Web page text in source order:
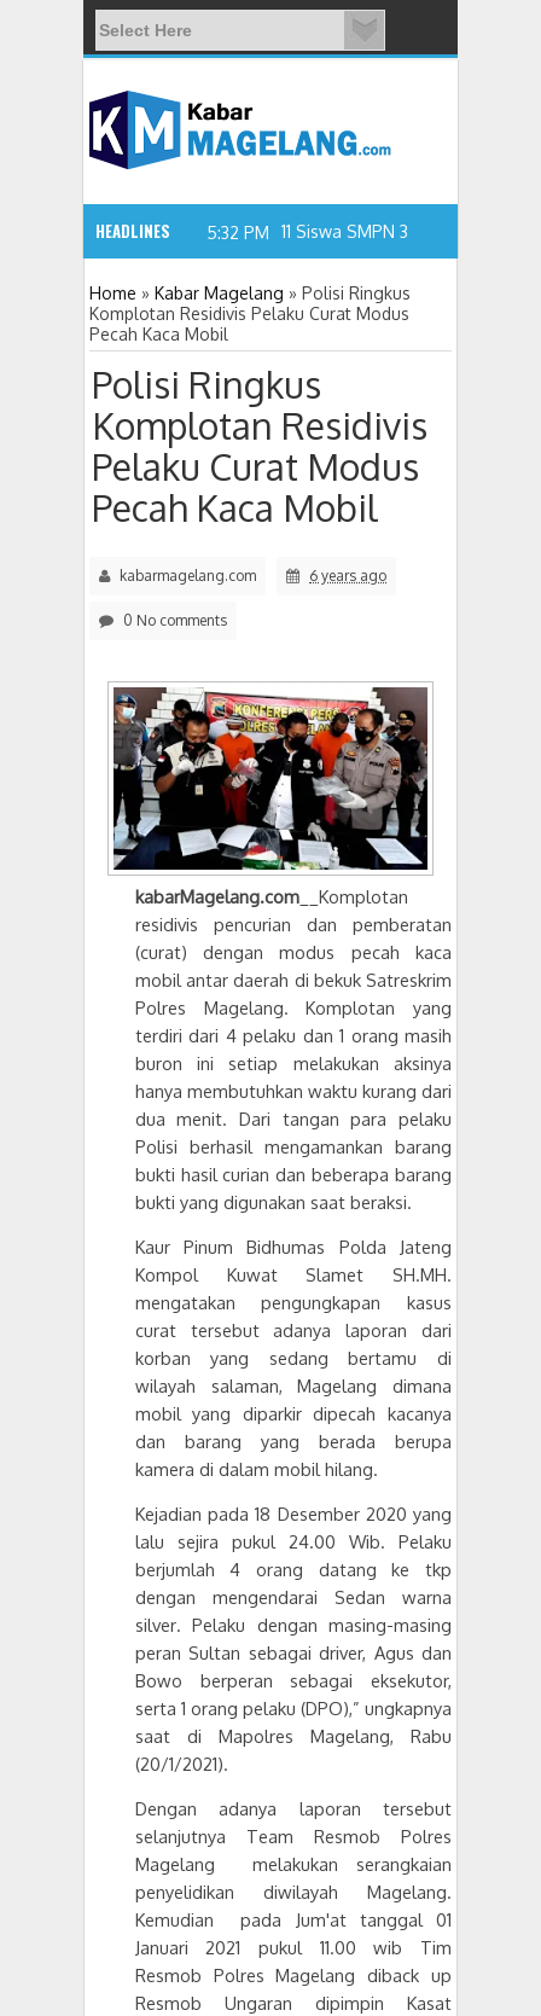
HEADLINES
5:32 PM
11 Siswa SMPN 3 Candimulyo Diduga K
Home » Kabar Magelang » Polisi Ringkus
Komplotan Residivis Pelaku Curat Modus
Pecah Kaca Mobil
Polisi Ringkus
Komplotan Residivis
Pelaku Curat Modus
Pecah Kaca Mobil
kabarmagelang.com 6 years ago
0 No comments
kabarMagelang.com__Komplotan
residivis pencurian dan pemberatan
(curat) dengan modus pecah kaca
mobil antar daerah di bekuk Satreskrim
Polres Magelang. Komplotan yang
terdiri dari 4 pelaku dan 1 orang masih
buron ini setiap melakukan aksinya
hanya membutuhkan waktu kurang dari
dua menit. Dari tangan para pelaku
Polisi berhasil mengamankan barang
bukti hasil curian dan beberapa barang
bukti yang digunakan saat beraksi.
Kaur Pinum Bidhumas Polda Jateng
Kompol Kuwat Slamet SH.MH.
mengatakan pengungkapan kasus
curat tersebut adanya laporan dari
korban yang sedang bertamu di
wilayah salaman, Magelang dimana
mobil yang diparkir dipecah kacanya
dan barang yang berada berupa
kamera di dalam mobil hilang.
Kejadian pada18 Desember 2020yang
lalu
sejira pukul 24.00 Wib.Pelaku
berjumlah 4 orang datang ke tkp
dengan mengendarai Sedan warna
silver. Pelaku dengan masing-masing
peran Sultan sebagai driver, Agus dan
Bowo berperan sebagai eksekutor,
serta 1 orang pelaku (DPO),” ungkapnya
saat di Mapolres Magelang, Rabu
(20/1/2021).
Dengan adanya laporan tersebut
selanjutnya Team Resmob Polres
Magelang melakukan serangkaian
penyelidikan diwilayah Magelang.
Kemudian
pada Jum'at tanggal 01
Januari 2021 pukul 11.00 wib Tim
Resmob Polres Magelang diback up
Resmob Ungaran dipimpin Kasat